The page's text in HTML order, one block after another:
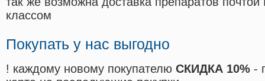
классом
Покупать у нас выгодно
! каждому новому покупателю СКИДКА 10% -